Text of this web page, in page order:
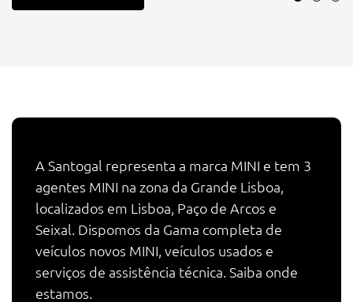
A Santogal representa a marca MINI e tem 3
agentes MINI na zona da Grande Lisboa,
localizados em Lisboa, Paço de Arcos e
Seixal. Dispomos da Gama completa de
veículos novos MINI, veículos usados e
serviços de assistência técnica. Saiba onde
estamos.